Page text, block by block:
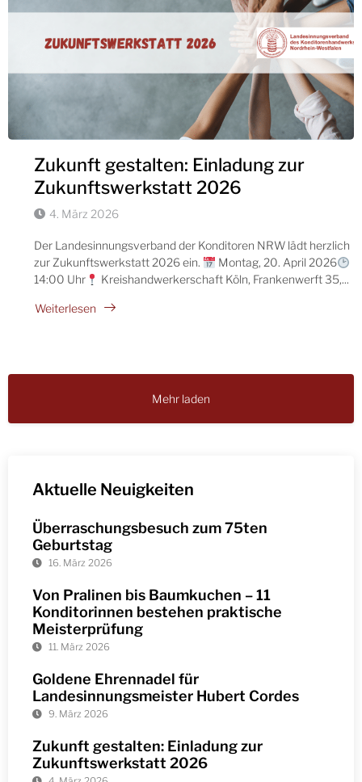
Zukunft gestalten: Einladung zur
Zukunftswerkstatt 2026
4. März 2026
Der Landesinnungsverband der Konditoren NRW lädt herzlich
zur Zukunftswerkstatt 2026 ein.
Montag, 20. April 2026
14:00 Uhr
Kreishandwerkerschaft Köln, Frankenwerft 35,...
Weiterlesen
Mehr laden
Aktuelle Neuigkeiten
Überraschungsbesuch zum 75ten
Geburtstag
16. März 2026
Von Pralinen bis Baumkuchen – 11
Konditorinnen bestehen praktische
Meisterprüfung
11. März 2026
Goldene Ehrennadel für
Landesinnungsmeister Hubert Cordes
9. März 2026
Zukunft gestalten: Einladung zur
Zukunftswerkstatt 2026